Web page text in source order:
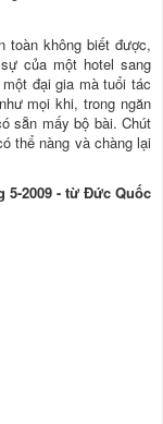
toàn không biết được,
của một hotel sang
đại gia mà tuổi tác
mọi khi, trong ngăn
sẵn mấy bộ bài. Chút
thể nàng và chàng lại
5-2009 - từ Đức Quốc